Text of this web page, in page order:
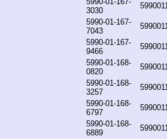
3030
5990-01-167-
7043
5990-01-167-
9466
5990-01-168-
0820
5990-01-168-
3257
5990-01-168-
6797
5990-01-168-
6889